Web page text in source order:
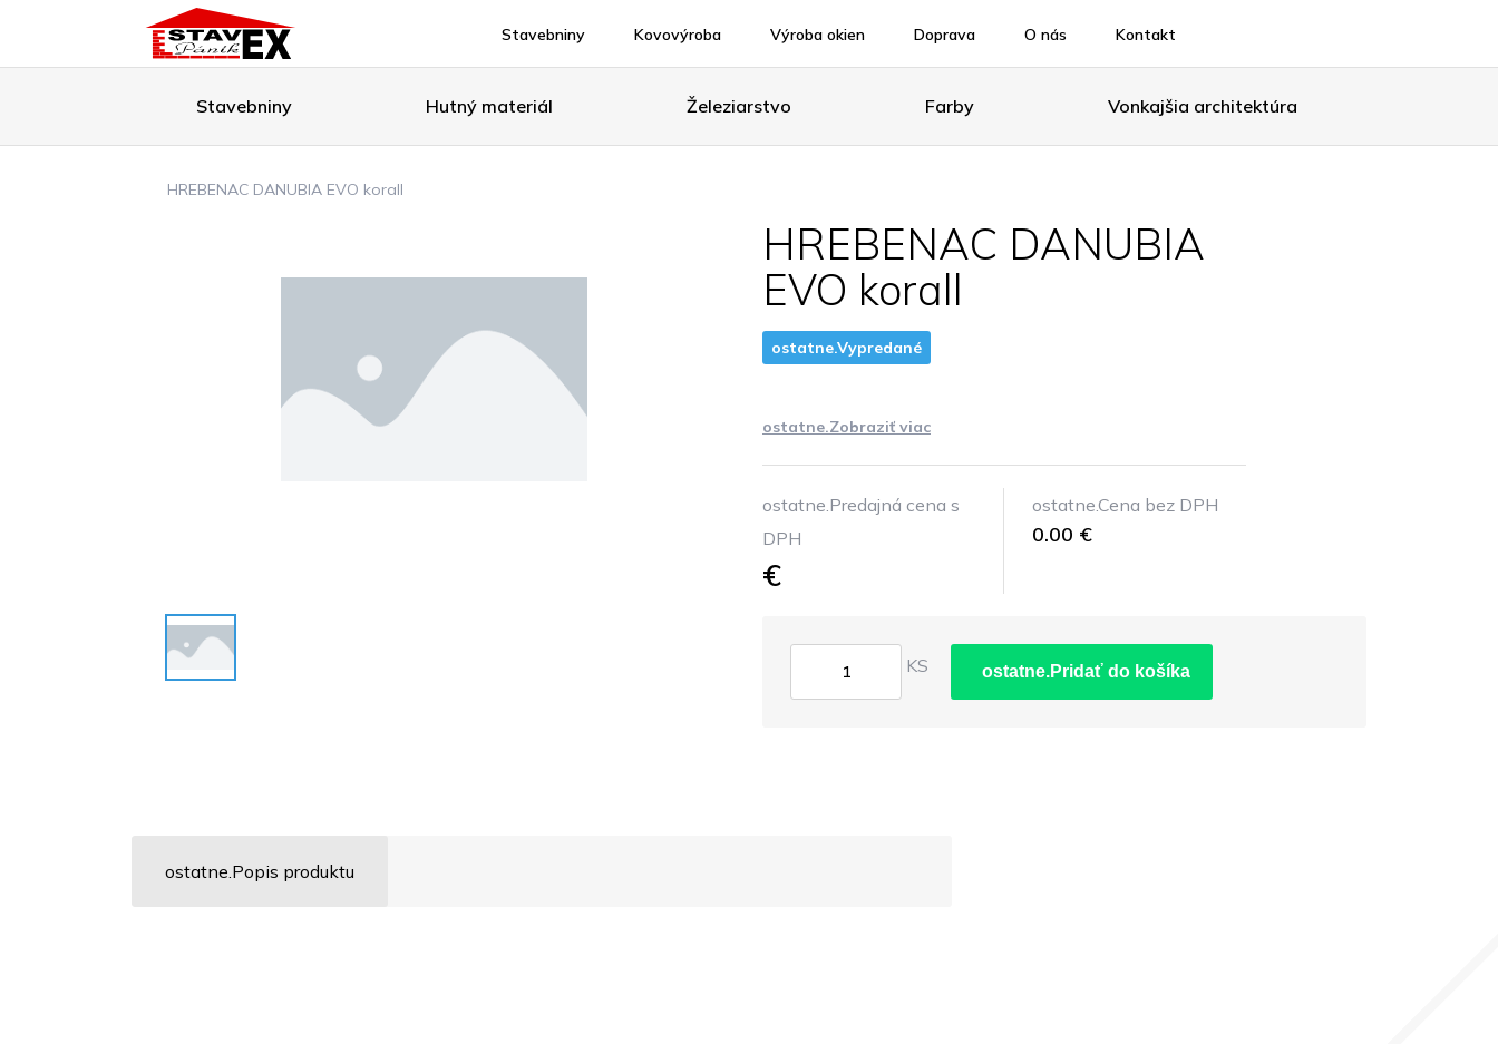
Stavebniny Kovovýroba Výroba okien Doprava O nás Kontakt
Stavebniny Hutný materiál Železiarstvo Farby Vonkajšia architektúra
HREBENAC DANUBIA EVO korall
HREBENAC DANUBIA
EVO korall
ostatne.Vypredané
ostatne.Zobraziť viac
ostatne.Predajná cena s
DPH
€
ostatne.Cena bez DPH
0.00 €
KS ostatne.Pridať do košíka
ostatne.Popis produktu